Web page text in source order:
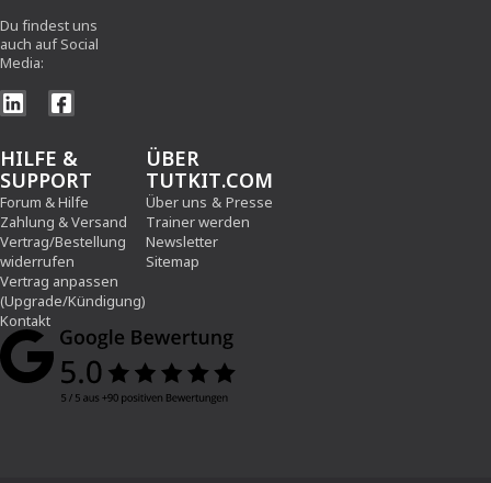
Du findest uns
auch auf Social
Media:
HILFE &
SUPPORT
Forum & Hilfe
Zahlung & Versand
Vertrag/Bestellung
widerrufen
Vertrag anpassen
(Upgrade/Kündigung)
Kontakt
ÜBER
TUTKIT.COM
Über uns & Presse
Trainer werden
Newsletter
Sitemap